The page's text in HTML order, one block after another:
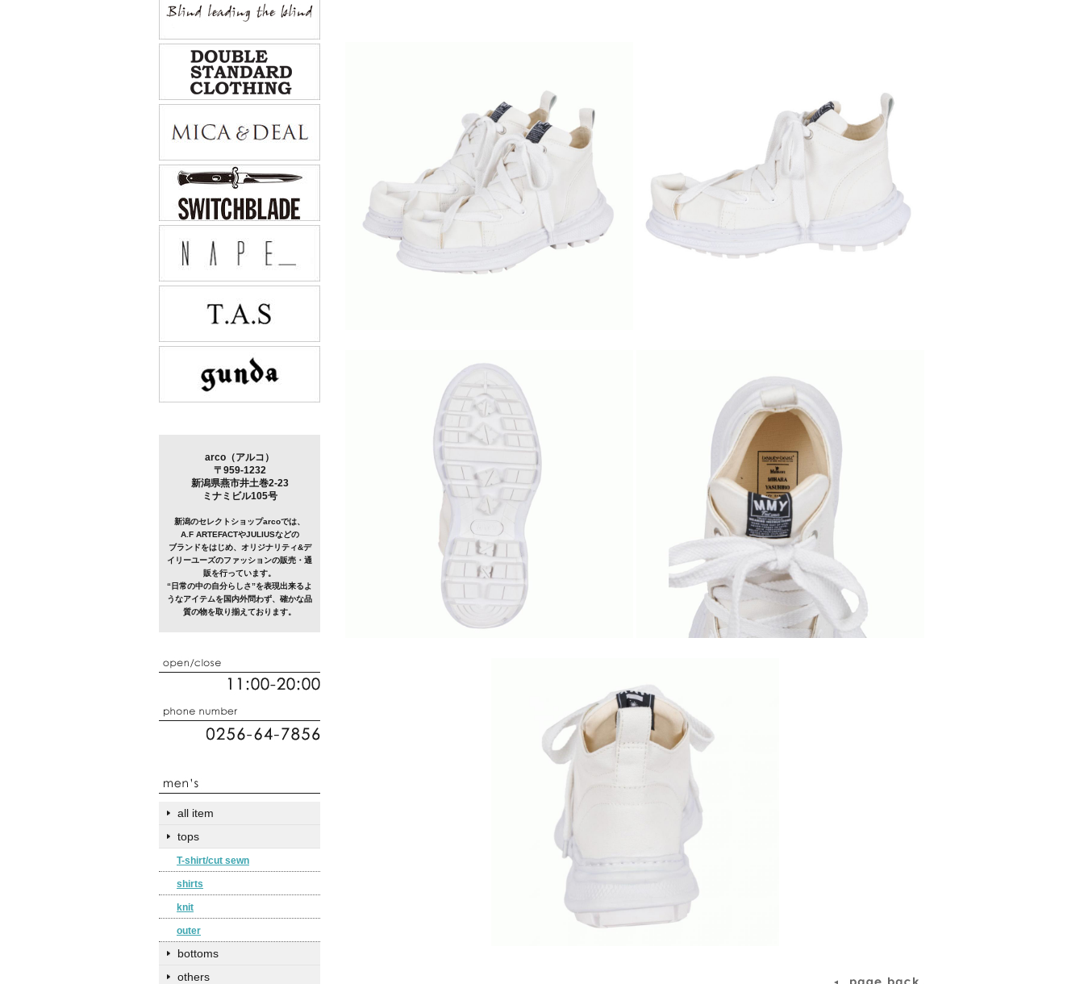
arco（アルコ）
〒959-1232
新潟県燕市井土巻2-23
ミナミビル105号
新潟のセレクトショップarcoでは、
A.F ARTEFACTやJULIUSなどの
ブランドをはじめ、オリジナリティ&デ
イリーユーズのファッションの販売・通
販を行っています。
“日常の中の自分らしさ”を表現出来るよ
うなアイテムを国内外問わず、確かな品
質の物を取り揃えております。
all item
tops
T-shirt/cut sewn
shirts
knit
outer
bottoms
others